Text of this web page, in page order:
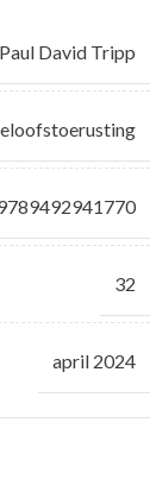
Paul David Tripp
32
april 2024